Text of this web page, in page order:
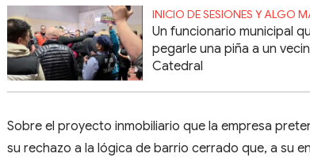
INICIO DE SESIONES Y ALGO
Un funcionario municipal
pegarle una piña a un
Catedral
Sobre el proyecto inmobiliario que la empresa
su rechazo a la lógica de barrio cerrado que, a su